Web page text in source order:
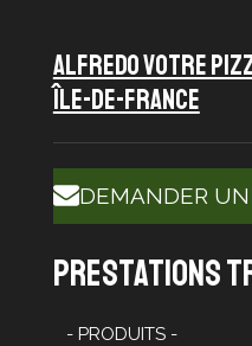
ALFREDO VOTRE
île-de-france
DEMANDER
prestations
- PRODUITS -